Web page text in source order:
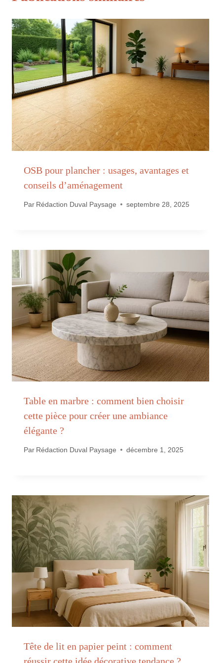
OSB pour plancher : usages, avantages et
conseils d’aménagement
Par Rédaction Duval Paysage septembre 28, 2025
Table en marbre : comment bien choisir
cette pièce pour créer une ambiance
élégante ?
Par Rédaction Duval Paysage décembre 1, 2025
Tête de lit en papier peint : comment